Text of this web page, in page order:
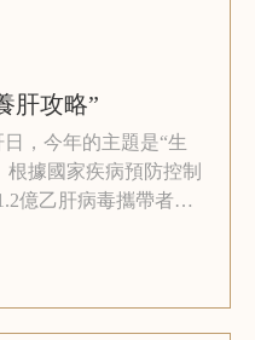
肝攻略”
，今年的主題是“生
據國家疾病預防控制
億乙肝病毒攜帶者，
際，廈門電視臺和廈